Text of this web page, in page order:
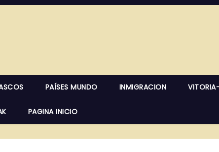
PAÍSES MUNDO INMIGRACION
PAGINA INICIO